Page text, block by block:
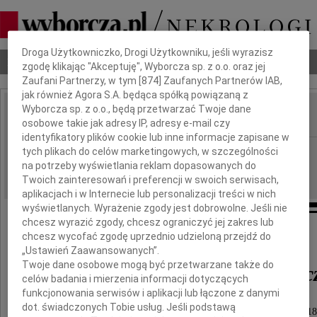
Nekrologi Odeszli Poradnik pogrzebowy
IMIĘ I NAZWISKO:
REGION: Kraków
DATA EMISJI: 16.06.2018
Dnia 25 maja 20I8 roku zmarł
Mansur-Maciej
Uroczystości pogrzebowe odbędą się 18 czerwca
Dbamy o Twoją prywatność
Droga Użytkowniczko, Drogi Użytkowniku, jeśli wyrazisz
zgodę klikając "Akceptuję", Wyborcza sp. z o.o. oraz jej
Zaufani Partnerzy, w tym [874 ] Zaufanych Partnerów IAB,
jak również Agora S.A. będąca spółką powiązaną z
Wyborcza sp. z o.o., będą przetwarzać Twoje dane
osobowe takie jak adresy IP, adresy e-mail czy
identyfikatory plików cookie lub inne informacje zapisane w
tych plikach do celów marketingowych, w szczególności
na potrzeby wyświetlania reklam dopasowanych do
Twoich zainteresowań i preferencji w swoich serwisach,
aplikacjach i w Internecie lub personalizacji treści w nich
wyświetlanych. Wyrażenie zgody jest dobrowolne. Jeśli nie
chcesz wyrazić zgody, chcesz ograniczyć jej zakres lub
chcesz wycofać zgodę uprzednio udzieloną przejdź do
„Ustawień Zaawansowanych”.
Twoje dane osobowe mogą być przetwarzane także do
celów badania i mierzenia informacji dotyczących
funkcjonowania serwisów i aplikacji lub łączone z danymi
dot. świadczonych Tobie usług. Jeśli podstawą